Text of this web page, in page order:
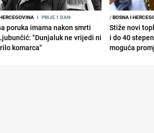
I PRIJE 1 DAN
poruka imama nakon smrti
"Dunjaluk ne vrijedi ni
komarca"
/BOSNA I
Stiže novi
i do 40
moguća